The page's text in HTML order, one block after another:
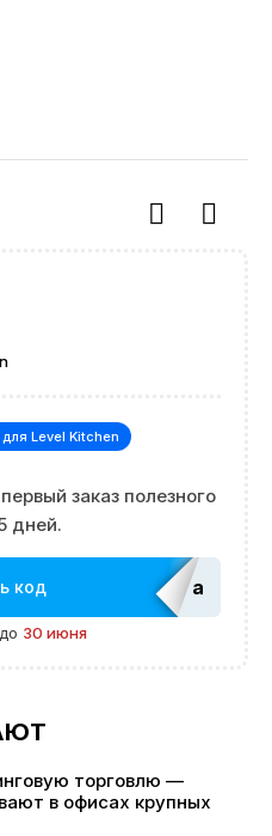
Level Kitchen
заказ полезного
дней.
код
30 июня
торговлю —
в офисах крупных